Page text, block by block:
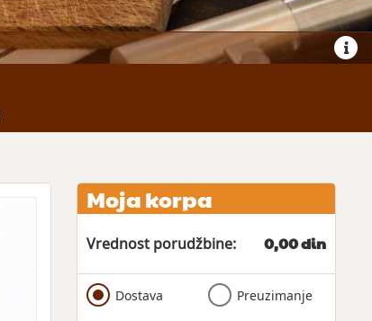
Moja korpa
Vrednost porudžbine: 0,00 din
Dostava Preuzimanje